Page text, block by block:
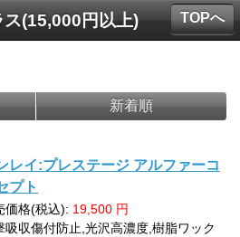
ス(15,000円以上)
新着順
レイ:プレステージ アルファーコ
プト
価格(税込): 19,500 円
吸収傷付防止,光沢高濃度,樹脂ワック
TOPへ